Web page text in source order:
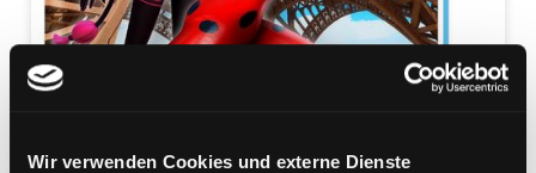
Wir verwenden Cookies und externe Dienste
04.; Das verwunschene